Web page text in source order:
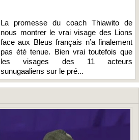
La promesse du coach Thiawito de
nous montrer le vrai visage des Lions
face aux Bleus français n’a finalement
pas été tenue. Bien vrai toutefois que
les visages des 11 acteurs
sunugaaliens sur le pré...